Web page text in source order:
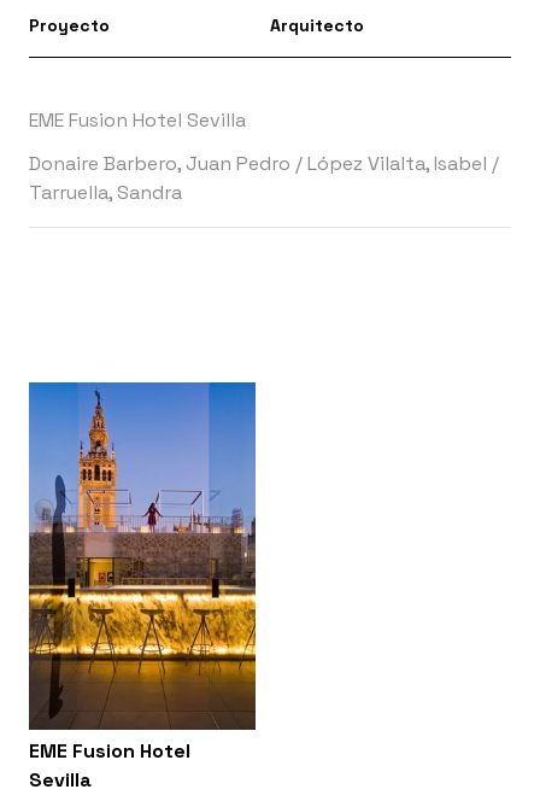
Proyecto Arquitecto
EME Fusion Hotel Sevilla
Donaire Barbero, Juan Pedro /López Vilalta, Isabel /
Tarruella, Sandra
EME Fusion Hotel
Sevilla